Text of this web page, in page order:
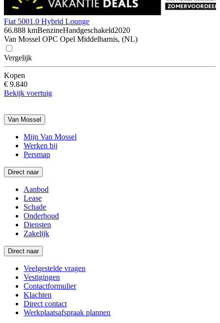
Fiat 5001.0 Hybrid Lounge
66.888 kmBenzineHandgeschakeld2020
Van Mossel OPC Opel Middelharnis, (NL)
Vergelijk
Kopen
€ 9.840
Bekijk voertuig
Van Mossel
Mijn Van Mossel
Werken bij
Persmap
Direct naar
Aanbod
Lease
Schade
Onderhoud
Diensten
Zakelijk
Direct naar
Veelgestelde vragen
Vestigingen
Contactformulier
Klachten
Direct contact
Werkplaatsafspraak plannen